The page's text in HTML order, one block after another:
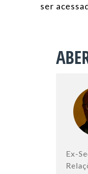
ser
Ex-